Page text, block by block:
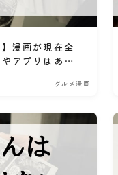
漫画が現在全
アプリはあ
グルメ漫画